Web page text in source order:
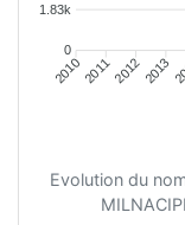
1.83k
0
2010201120122013
Evolution du